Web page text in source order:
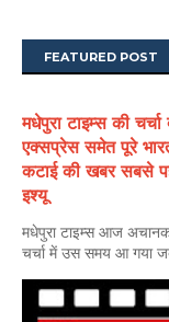
FEATURED POST
मधेपुरा टाइम्स की
एक्सप्रेस समेत पूरे
कटाई की खबर सबसे
इश्यू
मधेपुरा टाइम्स आज
चर्चा में उस समय आ गया